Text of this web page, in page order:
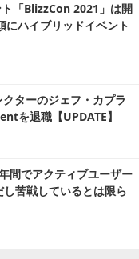
「BlizzCon 2021」は開
ハイブリッドイベント
クターのジェフ・カプラ
を退職【UPDATE】
でアクティブユーザー
苦戦しているとは限ら